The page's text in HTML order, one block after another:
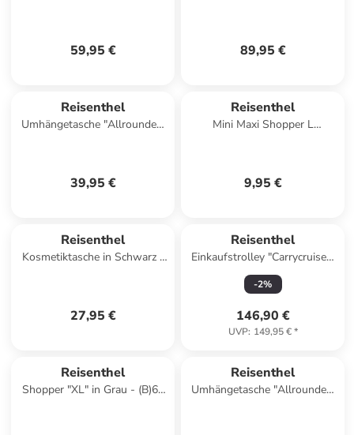
59,95 € 89,95 €
Reisenthel
Umhängetasche "Allrounder"
39,95 €
Reisenthel
Mini Maxi Shopper L
9,95 €
Reisenthel
Kosmetiktasche in Schwarz -
27,95 €
Reisenthel
Einkaufstrolley "Carrycruiser"
in Beige - (B)42 x (H)47,5 x
(T)32 cm
-2%
146,90 €
UVP: 149,95 €*
Reisenthel
Shopper "XL" in Grau - (B)68
Reisenthel
Umhängetasche "Allrounder"